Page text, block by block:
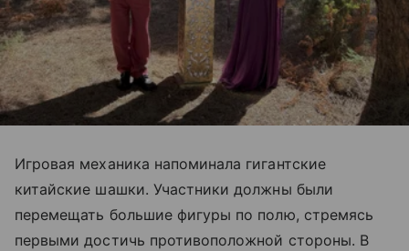
Игровая механика напоминала гигантские
китайские шашки. Участники должны были
перемещать большие фигуры по полю, стремясь
первыми достичь противоположной стороны. В